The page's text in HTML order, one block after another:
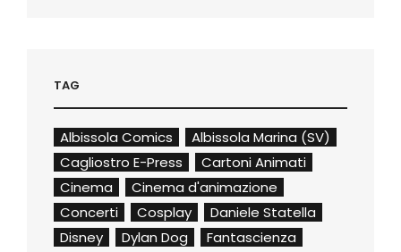
TAG
Albissola Comics
Albissola Marina (SV)
Cagliostro E-Press
Cartoni Animati
Cinema
Cinema d'animazione
Concerti
Cosplay
Daniele Statella
Disney
Dylan Dog
Fantascienza